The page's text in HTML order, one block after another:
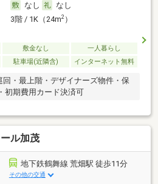
なし
なし
3階 / 1K（24m2）
敷金なし
一人暮らし
駐車場(近隣含) インターネット無料
回・最上階・デザイナーズ物件・保
初期費用カード決済可
ル加茂
地下鉄鶴舞線 荒畑駅 徒歩11分
その他の交通